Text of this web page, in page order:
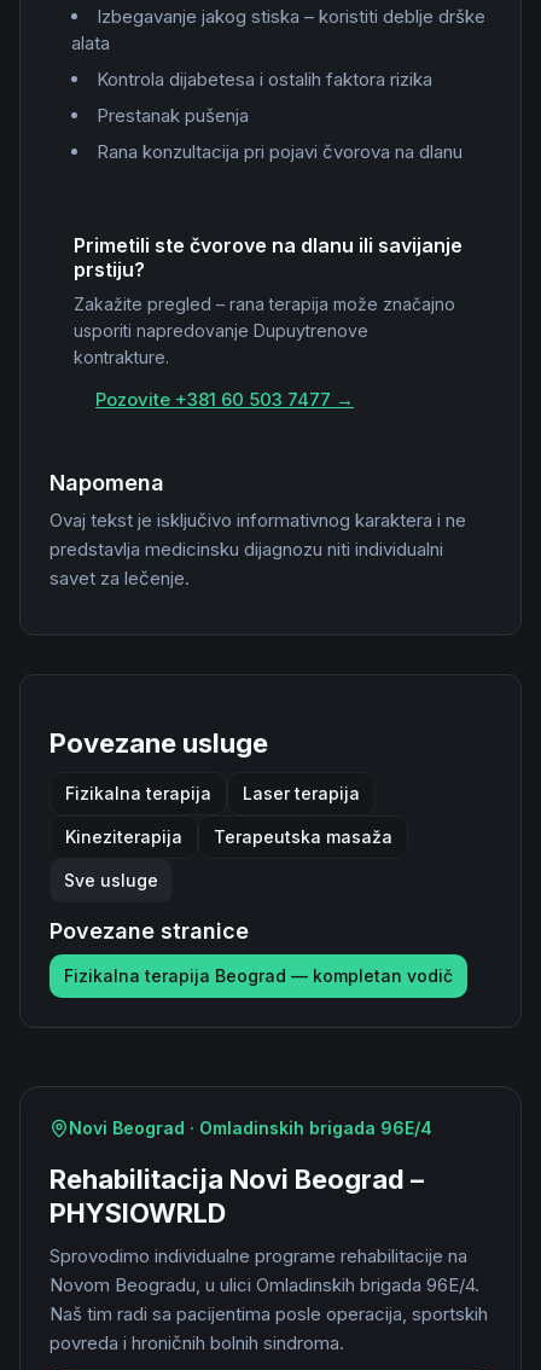
Izbegavanje jakog stiska – koristiti deblje drške
alata
Kontrola dijabetesa i ostalih faktora rizika
Prestanak pušenja
Rana konzultacija pri pojavi čvorova na dlanu
Primetili ste čvorove na dlanu ili savijanje
prstiju?
Zakažite pregled – rana terapija može značajno
usporiti napredovanje Dupuytrenove
kontrakture.
Pozovite +381 60 503 7477 →
Napomena
Ovaj tekst je isključivo informativnog karaktera i ne
predstavlja medicinsku dijagnozu niti individualni
savet za lečenje.
Povezane usluge
Fizikalna terapija Laser terapija
Kineziterapija Terapeutska masaža
Sve usluge
Povezane stranice
Fizikalna terapija Beograd — kompletan vodič
Novi Beograd · Omladinskih brigada 96E/4
Rehabilitacija Novi Beograd –
PHYSIOWRLD
Sprovodimo individualne programe rehabilitacije na
Novom Beogradu, u ulici Omladinskih brigada 96E/4.
Naš tim radi sa pacijentima posle operacija, sportskih
povreda i hroničnih bolnih sindroma.